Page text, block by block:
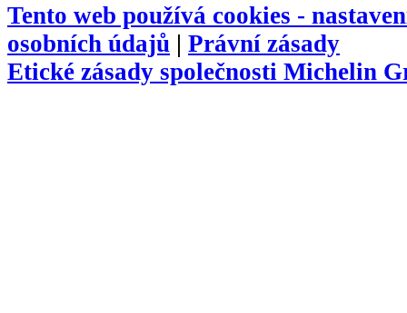
Tento web používá cookies -
osobních údajů | Právní zásady
Etické zásady společnosti Michelin